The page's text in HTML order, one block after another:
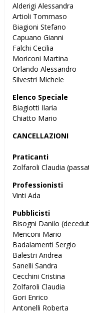
Alderigi Alessandra
Artioli Tommaso
Biagioni Stefano
Capuano Gianni
Falchi Cecilia
Moriconi Martina
Orlando Alessandro
Silvestri Michele
Elenco Speciale
Biagiotti Ilaria
Chiatto Mario
CANCELLAZIONI
Praticanti
Zolfaroli Claudia
Professionisti
Vinti Ada
Pubblicisti
Bisogni Danilo
Menconi Mario
Badalamenti Sergio
Balestri Andrea
Sanelli Sandra
Cecchini Cristina
Zolfaroli Claudia
Gori Enrico
Antonelli Roberta